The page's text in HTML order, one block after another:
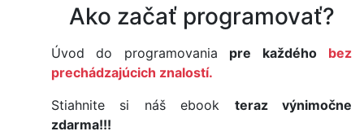
Ako začať programovať?
Úvod do programovania pre každého
bez
prechádzajúcich znalostí.
Stiahnite si náš ebook teraz výnimočne
zdarma!!!